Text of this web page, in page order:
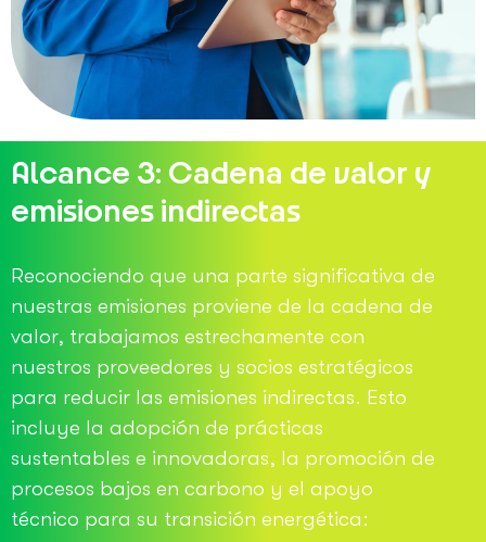
Alcance 3: Cadena de valor y
emisiones indirectas
Reconociendo que una parte significativa de
nuestras emisiones proviene de la cadena de
valor, trabajamos estrechamente con
nuestros proveedores y socios estratégicos
para reducir las emisiones indirectas. Esto
incluye la adopción de prácticas
sustentables e innovadoras, la promoción de
procesos bajos en carbono y el apoyo
técnico para su transición energética: